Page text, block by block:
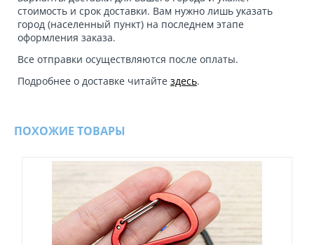
стоимость и срок доставки. Вам нужно лишь указать
город (населенный пункт) на последнем этапе
оформления заказа.
Все отправки осуществляются после оплаты.
Подробнее о доставке читайте здесь.
ПОХОЖИЕ ТОВАРЫ